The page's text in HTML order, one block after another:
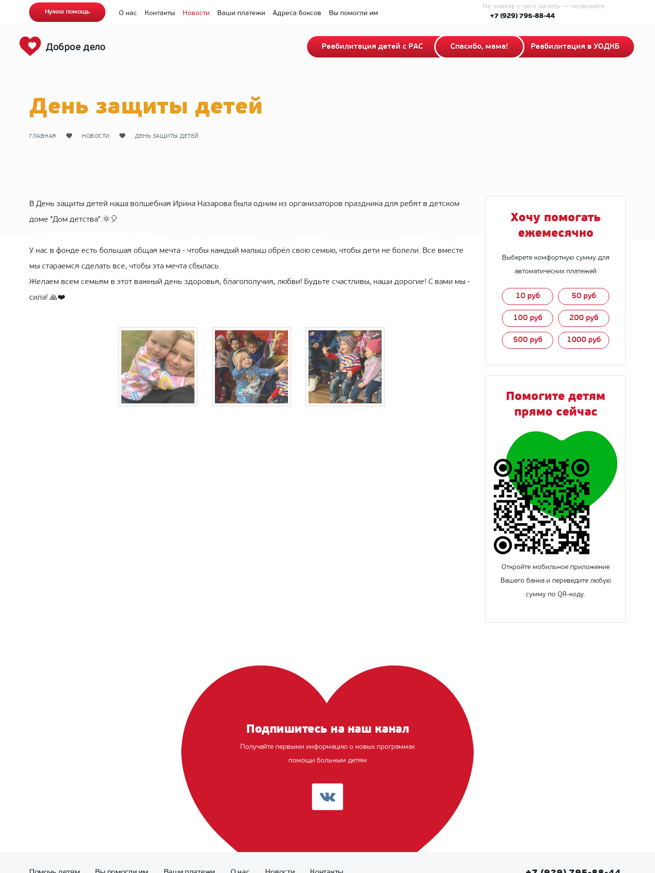
Нужна помощь О нас Контакты Новости Ваши платежи Адреса боксов Вы помогли им
Не знаете с чего начать — позвоните
+7 (929) 795-88-44
Доброе дело Реабилитация детей с РАС Спасибо, мама! Реабилитация в УОДКБ
День защиты детей
ГЛАВНАЯ НОВОСТИ ДЕНЬ ЗАЩИТЫ ДЕТЕЙ
В День защиты детей наша волшебная Ирина Назарова была одним из организаторов праздника для ребят в детском
доме "Дом детства".🌞🎈
У нас в фонде есть большая общая мечта - чтобы каждый малыш обрёл свою семью, чтобы дети не болели. Все вместе
мы стараемся сделать все, чтобы эта мечта сбылась.
Желаем всем семьям в этот важный день здоровья, благополучия, любви! Будьте счастливы, наши дорогие! С вами мы -
сила! 🙏❤️
Хочу помогать
ежемесячно
Выберете комфортную сумму для
автоматических платежей
10 руб 50 руб
100 руб 200 руб
500 руб 1000 руб
Помогите детям
прямо сейчас
Откройте мобильное приложение
Вашего банка и переведите любую
сумму по QR-коду.
Подпишитесь на наш канал
Получайте первыми информацию о новых программах
помощи больным детям